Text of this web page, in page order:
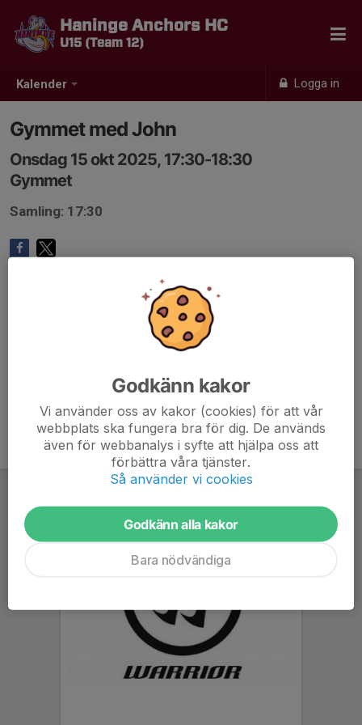
Kalender Logga in
Haninge Anchors HC
U15 (Team 12)
Gymmet med John
Onsdag 15 okt 2025, 17:30-18:30
Gymmet
Samling: 17:30
Godkänn kakor
Vi använder oss av kakor (cookies) för att vår
webbplats ska fungera bra för dig. De används
även för webbanalys i syfte att hjälpa oss att
förbättra våra tjänster.
Så använder vi cookies
Godkänn alla kakor
Bara nödvändiga